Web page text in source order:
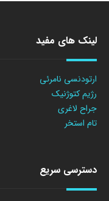
لینک های مفید
ارتودنسی نامرئی
رژیم کتوژنیک
جراح لاغری
تام استخر
دسترسی سریع